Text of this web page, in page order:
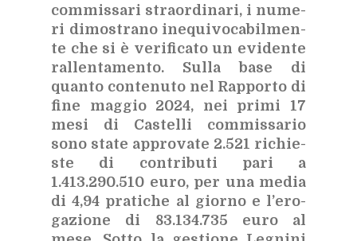
com­mis­sa­ri straor­di­na­ri, i nu­me­
ri di­mo­stra­no ine­qui­vo­ca­bil­men­
te che si è ve­ri­fi­ca­to un evi­den­te
ral­len­ta­men­to. Sul­la base di
quan­to con­te­nu­to nel Rap­por­to di
fine mag­gio 2024, nei pri­mi 17
mesi di Ca­stel­li com­mis­sa­rio
sono sta­te ap­pro­va­te 2.521 ri­chie­
ste di con­tri­bu­ti pari a
1.413.290.510 euro, per una me­dia
di 4,94 pra­ti­che al gior­no e l’e­ro­
ga­zio­ne di 83.134.735 euro al